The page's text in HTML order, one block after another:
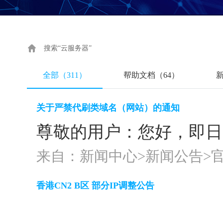
搜索“云服务器”
全部（311） 帮助文档（64）
关于严禁代刷类域名（网站）的通知
尊敬的用户：您好，即
来自：新闻中心>新闻公告>
香港CN2 B区 部分IP调整公告